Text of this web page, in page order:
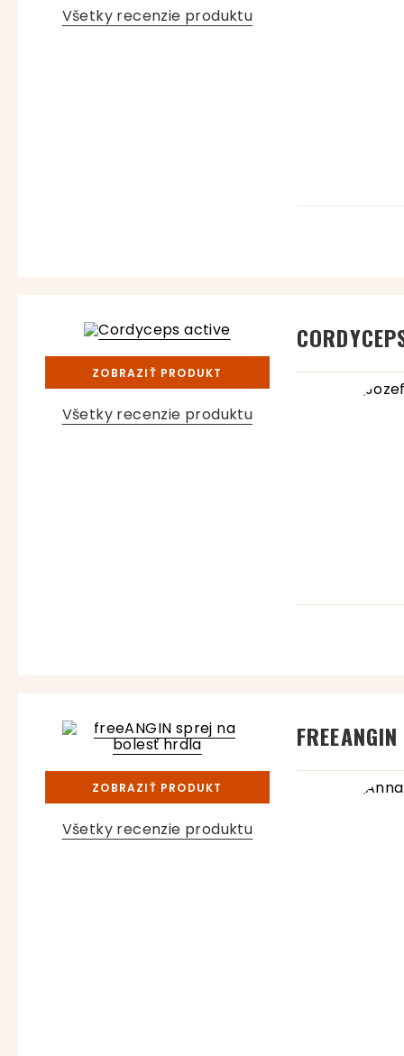
Všetky recenzie produktu
ZOBRAZIŤ PRODUKT
Všetky recenzie produktu
ZOBRAZIŤ PRODUKT
Všetky recenzie produktu